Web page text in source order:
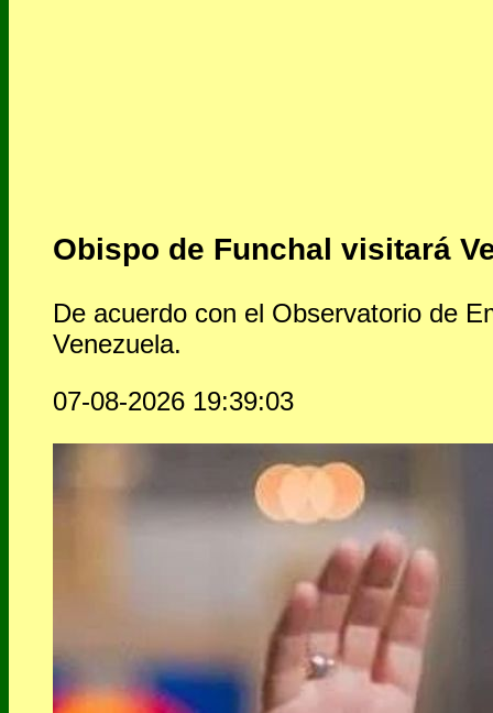
Obispo de Funchal visitará
De acuerdo con el Observatorio de
Venezuela.
07-08-2026 19:39:03